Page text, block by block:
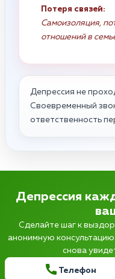
Потеря связей:
Самоизоляция,
отношений в
Депрессия не
Своевременный
ответственность
Депрессия
Сделайте шаг к
анонимную
снова
Телефон